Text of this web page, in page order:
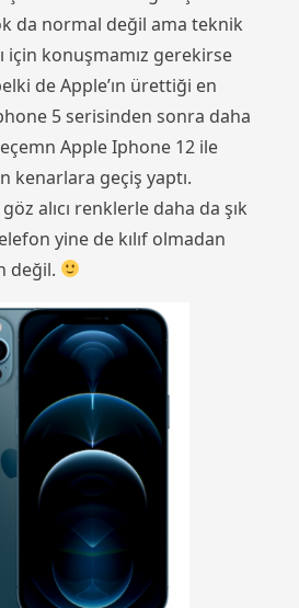
da normal değil ama teknik
için konuşmamız gerekirse
de Apple’ın ürettiği en
5 serisinden sonra daha
Apple Iphone 12 ile
kenarlara geçiş yaptı.
alıcı renklerle daha da şık
yine de kılıf olmadan
değil.